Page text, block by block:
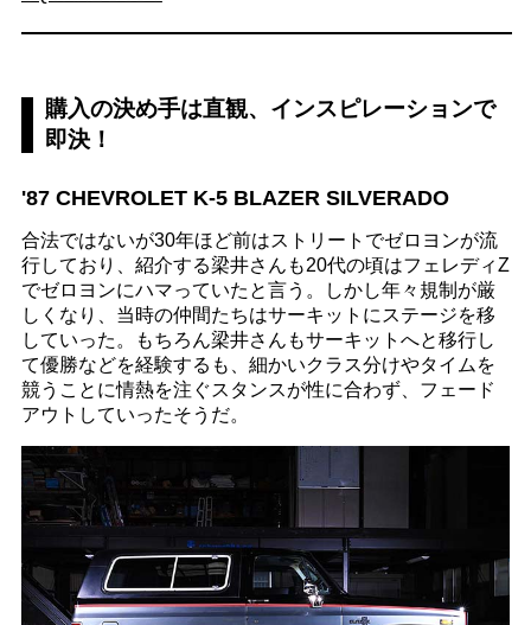
購入の決め手は直観、インスピレーションで
即決！
'87 CHEVROLET K-5 BLAZER SILVERADO
合法ではないが30年ほど前はストリートでゼロヨンが流
行しており、紹介する梁井さんも20代の頃はフェレディZ
でゼロヨンにハマっていたと言う。しかし年々規制が厳
しくなり、当時の仲間たちはサーキットにステージを移
していった。もちろん梁井さんもサーキットへと移行し
て優勝などを経験するも、細かいクラス分けやタイムを
競うことに情熱を注ぐスタンスが性に合わず、フェード
アウトしていったそうだ。